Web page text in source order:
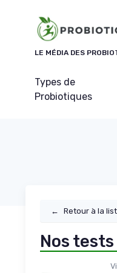
LE MÉDIA DES
Types de
Probiotiques
← Retour à la
Nos